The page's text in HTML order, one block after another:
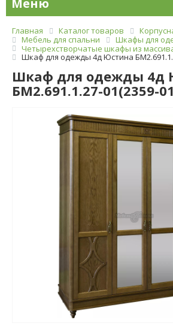
Меню
Главная Каталог товаров
Мебель для спальни
Шкафы для
Четырехстворчатые шкафы из
Шкаф для одежды 4д Юстина
Шкаф для одежды 4д
БМ2.691.1.27-01(2359-